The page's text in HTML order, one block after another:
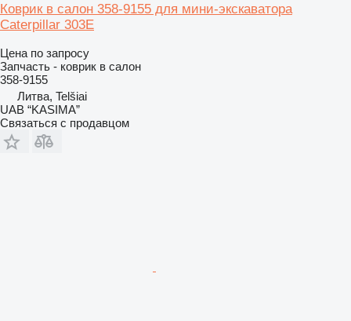
Коврик в салон 358-9155 для мини-экскаватора
Caterpillar 303E
Цена по запросу
Запчасть - коврик в салон
358-9155
Литва, Telšiai
UAB “KASIMA”
Связаться с продавцом